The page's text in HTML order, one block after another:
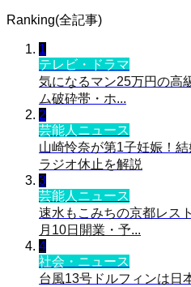
Ranking(全記事)
1
テレビ・ドラマ
気になるマン25万円の高
ム破砕帯・ホ...
2
芸能人ニュース
山崎怜奈が第1子妊娠！
ラジオ休止を解説
3
芸能人ニュース
速水もこみちの京都レス
月10日開業・予...
4
社会・ニュース
台風13号ドルフィンは日